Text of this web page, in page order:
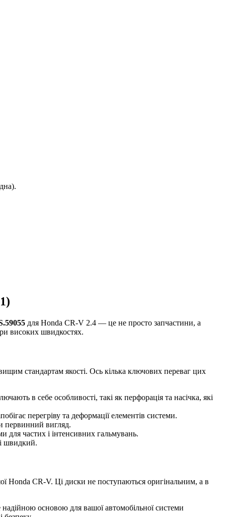
для Honda CR-V 2.4 — це не просто запчастини, а
високих швидкостях.
стандартам якості. Ось кілька ключових переваг цих
в себе особливості, такі як перфорація та насічка, які
перегріву та деформації елементів системи.
первинний вигляд.
для частих і інтенсивних гальмувань.
швидкий.
Honda CR-V. Ці диски не поступаються оригінальним, а в
основою для вашої автомобільної системи